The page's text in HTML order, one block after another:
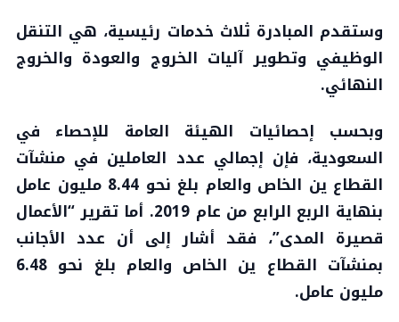
وستقدم المبادرة ثلاث خدمات رئيسية، هي التنقل
الوظيفي وتطوير آليات الخروج والعودة والخروج
النهائي.
وبحسب إحصائيات الهيئة العامة للإحصاء في
السعودية، فإن إجمالي عدد العاملين في منشآت
القطاع ين الخاص والعام بلغ نحو 8.44 مليون عامل
بنهاية الربع الرابع من عام 2019. أما تقرير “الأعمال
قصيرة المدى”، فقد أشار إلى أن عدد الأجانب
بمنشآت القطاع ين الخاص والعام بلغ نحو 6.48
مليون عامل.